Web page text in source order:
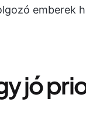
emberek
jó